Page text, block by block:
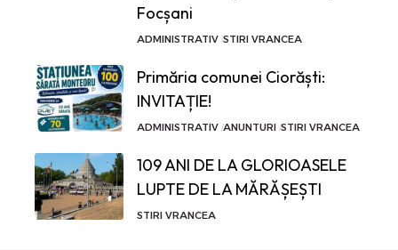
Focșani
ADMINISTRATIV STIRI VRANCEA
Primăria comunei Ciorăști:
INVITAȚIE!
ADMINISTRATIV ANUNTURI STIRI VRANCEA
109 ANI DE LA GLORIOASELE
LUPTE DE LA MĂRĂȘEȘTI
STIRI VRANCEA